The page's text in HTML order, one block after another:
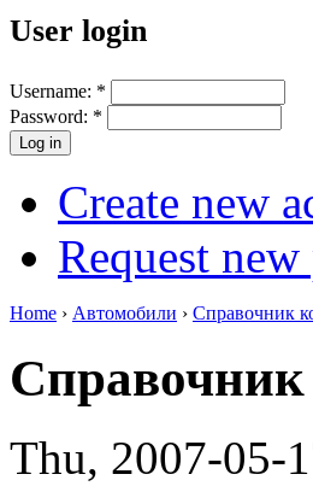
User login
Username: *
Password: *
Create new
Request
Home › Автомобили › Справочник
Thu, 2007-